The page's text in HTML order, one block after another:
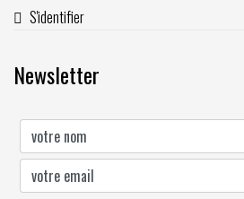
S'identifier
Newsletter